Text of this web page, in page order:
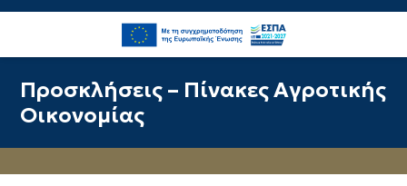
Προσκλήσεις – Πίνακες Αγροτικής
Οικονομίας